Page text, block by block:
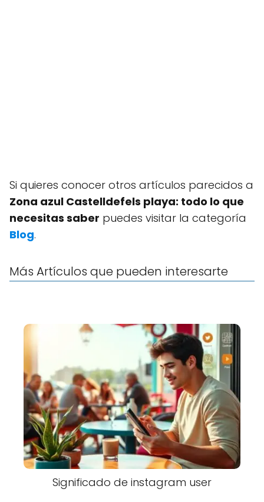
Si quieres conocer otros artículos parecidos a
Zona azul Castelldefels playa: todo lo que
necesitas saber puedes visitar la categoría
Blog.
Más Artículos que pueden interesarte
Significado de instagram user